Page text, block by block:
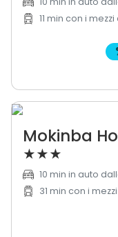
11 min con i
Mokinba
★★★
10 min in auto
31 min con i